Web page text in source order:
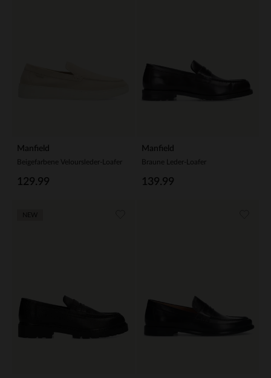
Manfield
Beigefarbene Veloursleder-Loafer
129.99
Manfield
Braune Leder-Loafer
139.99